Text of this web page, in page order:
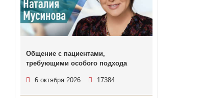
Общение с пациентами,
требующими особого подхода
6 октября 2026 17384